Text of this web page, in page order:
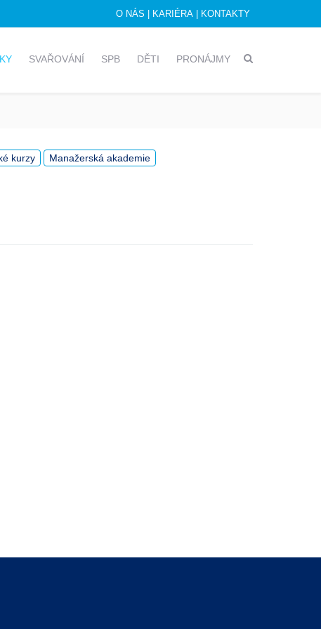
O NÁS KARIÉRA KONTAKTY
SVAŘOVÁNÍ SPB DĚTI PRONÁJMY
kurzy
Manažerská akademie